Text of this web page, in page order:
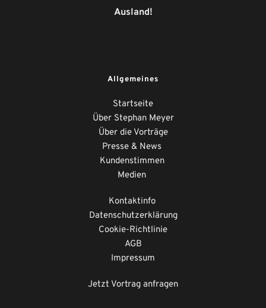
Ausland!
Allgemeines
Startseite
Über Stephan Meyer
Über die Vorträge
Presse & News
Kundenstimmen
Medien
Kontaktinfo
Datenschutzerklärung
Cookie-Richtlinie
AGB
Impressum
Jetzt Vortrag anfragen